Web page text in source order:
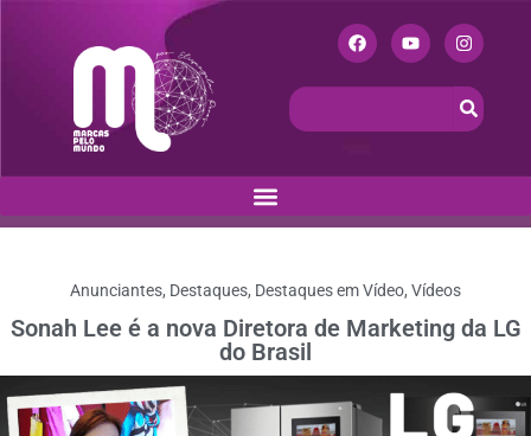
Anunciantes, Destaques, Destaques em Vídeo, Vídeos
Sonah Lee é a nova Diretora de Marketing da LG
do Brasil